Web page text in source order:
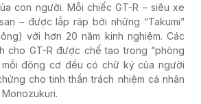
con người. Mỗi chiếc GT-R – siêu xe
– được lắp ráp bởi những “Takumi”
với hơn 20 năm kinh nghiệm. Các
cho GT-R được chế tạo trong “phòng
mỗi động cơ đều có chữ ký của người
cho tinh thần trách nhiệm cá nhân